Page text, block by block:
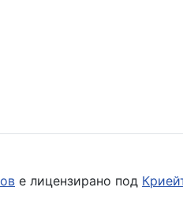
е лицензирано под